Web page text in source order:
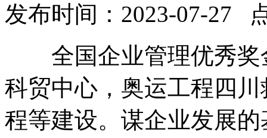
发布时间：2023-07-27
全国企业管理优秀奖
科贸中心，奥运工程四
程等建设。谋企业发展